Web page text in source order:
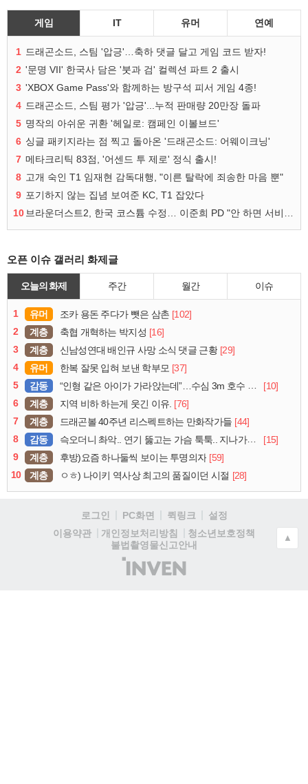
게임 IT 유머 연예
1 드래곤소드, 스팀 '압긍'…축하 댓글 달고 게임 코드 받자!
2 '문명 VII' 한국사 담은 '붓과 검' 컬렉션 파트 2 출시
3 'XBOX Game Pass'와 함께하는 방구석 피서 게임 4종!
4 드래곤소드, 스팀 평가 '압긍'...누적 판매량 20만장 돌파
5 명작의 아쉬운 귀환 '헤일로: 캠페인 이볼브드'
6 싱글 패키지라는 점 찍고 돌아온 '드래곤소드: 어웨이크닝'
7 메타크리틱 83점, '어센드 투 제로' 정식 출시!
8 고개 숙인 T1 임재현 감독대행, "이른 탈락에 죄송한 마음 뿐"
9 포기하지 않는 집념 보여준 KC, T1 잡았다
10
브라운더스트2, 한국 코스튬 수정… 이준희 PD "안 하면 서비스 지속 불가"
오픈 이슈 갤러리 화제글
오늘의 화제 주간 월간 이슈
1 유머 조카 용돈 주다가 뺏은 삼촌 [102]
2
계층 축협 개혁하는 박지성 [16]
3
계층 신남성연대 배인규 사망 소식 댓글 근황 [29]
4
유머 한복 잘못 입혀 보낸 학부모 [37]
5
감동 “인형 같은 아이가 가라앉는데”…수심 3m 호수 뛰어든 60대 의인
[10]
6
계층 지역 비하 하는게 웃긴 이유. [76]
7
계층 드래곤볼 40주년 리스펙트하는 만화작가들 [44]
8
감동 슥오더니 촤악.. 연기 뚫고는 가슴 툭툭.. 지나가던 아재의 정체
[15]
9
계층 후방)요즘 하나둘씩 보이는 투명의자 [59]
10
계층 ㅇㅎ) 나이키 역사상 최고의 품질이던 시절 [28]
로그인 PC화면 퀵링크
설정
이용약관
개인정보처리방침
청소년보호정책
불법촬영물신고안내
(주)
인
▲